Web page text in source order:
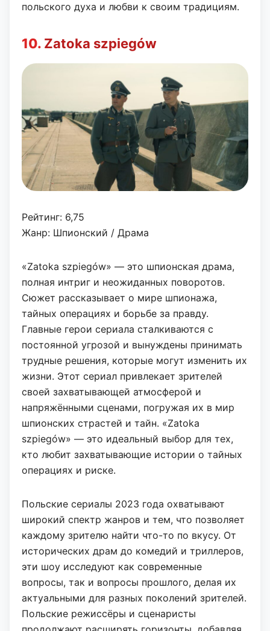
польского духа и любви к своим традициям.
10. Zatoka szpiegów
Рейтинг: 6,75
Жанр: Шпионский / Драма
«Zatoka szpiegów» — это шпионская драма,
полная интриг и неожиданных поворотов.
Сюжет рассказывает о мире шпионажа,
тайных операциях и борьбе за правду.
Главные герои сериала сталкиваются с
постоянной угрозой и вынуждены принимать
трудные решения, которые могут изменить их
жизни. Этот сериал привлекает зрителей
своей захватывающей атмосферой и
напряжёнными сценами, погружая их в мир
шпионских страстей и тайн. «Zatoka
szpiegów» — это идеальный выбор для тех,
кто любит захватывающие истории о тайных
операциях и риске.
Польские сериалы 2023 года охватывают
широкий спектр жанров и тем, что позволяет
каждому зрителю найти что-то по вкусу. От
исторических драм до комедий и триллеров,
эти шоу исследуют как современные
вопросы, так и вопросы прошлого, делая их
актуальными для разных поколений зрителей.
Польские режиссёры и сценаристы